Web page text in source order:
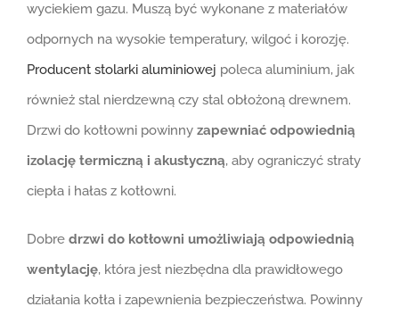
wyciekiem gazu. Muszą być wykonane z materiałów
odpornych na wysokie temperatury, wilgoć i korozję.
Producent stolarki aluminiowej poleca aluminium, jak
również stal nierdzewną czy stal obłożoną drewnem.
Drzwi do kotłowni powinny zapewniać odpowiednią
izolację termiczną i akustyczną, aby ograniczyć straty
ciepła i hałas z kotłowni.
Dobre drzwi do kotłowni umożliwiają odpowiednią
wentylację, która jest niezbędna dla prawidłowego
działania kotła i zapewnienia bezpieczeństwa. Powinny